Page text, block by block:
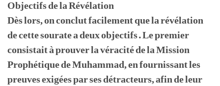
Objectifs de la Révélation
Dès lors, on conclut facilement que la révélation
de cette sourate a deux objectifs. Le premier
consistait à prouver la véracité de la Mission
Prophétique de Muhammad, en fournissant les
preuves exigées par ses détracteurs, afin de leur